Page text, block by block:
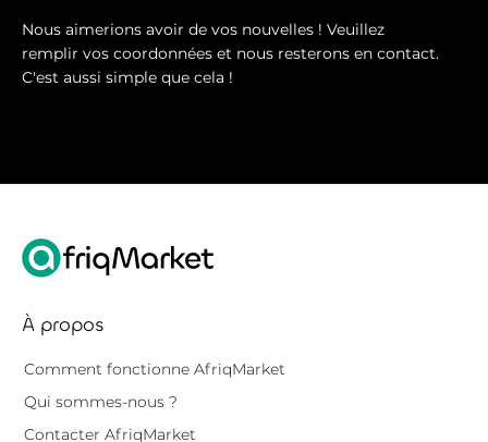
Nous aimerions avoir de vos nouvelles ! Veuillez
remplir vos coordonnées et nous resterons en contact.
C'est aussi simple que cela !
À propos
Comment fonctionne AfriqMarket
Qui sommes-nous ?
Contacter AfriqMarket